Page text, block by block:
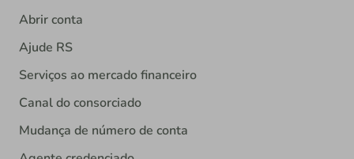
Abrir conta
Ajude RS
Serviços ao mercado financeiro
Canal do consorciado
Mudança de número de conta